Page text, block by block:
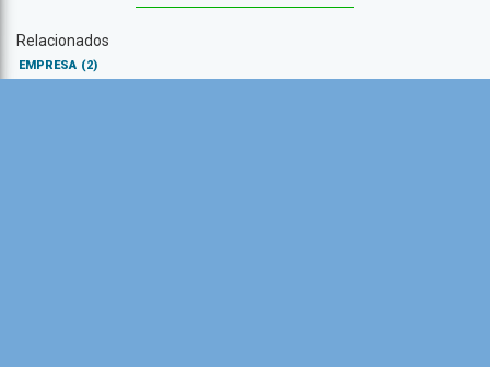
Relacionados
EMPRESA (2)